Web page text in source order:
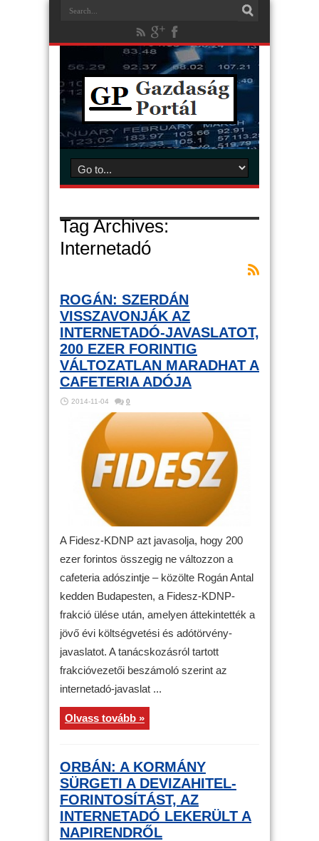
Tag Archives:
Internetadó
ROGÁN: SZERDÁN
VISSZAVONJÁK AZ
INTERNETADÓ-JAVASLATOT,
200 EZER FORINTIG
VÁLTOZATLAN MARADHAT A
CAFETERIA ADÓJA
2014-11-04 0
A Fidesz-KDNP azt javasolja, hogy 200
ezer forintos összegig ne változzon a
cafeteria adószintje – közölte Rogán Antal
kedden Budapesten, a Fidesz-KDNP-
frakció ülése után, amelyen áttekintették a
jövő évi költségvetési és adótörvény-
javaslatot. A tanácskozásról tartott
frakcióvezetői beszámoló szerint az
internetadó-javaslat ...
Olvass tovább »
ORBÁN: A KORMÁNY
SÜRGETI A DEVIZAHITEL-
FORINTOSÍTÁST, AZ
INTERNETADÓ LEKERÜLT A
NAPIRENDRŐL